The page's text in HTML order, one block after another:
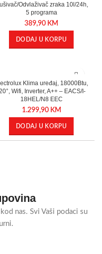
Odvlaživač zraka 10l/24h,
5 programa
389,90 KM
DODAJ U KORPU
Klima uređaj, 18000Btu,
Wifi, Inverter, A++ – EACS/I-
18HEL/N8 EEC
1.299,90 KM
DODAJ U KORPU
nas. Svi Vaši podaci su